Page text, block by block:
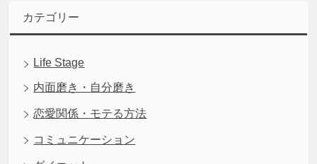
カテゴリー
Life Stage
内面磨き・自分磨き
恋愛関係・モテる方法
コミュニケーション